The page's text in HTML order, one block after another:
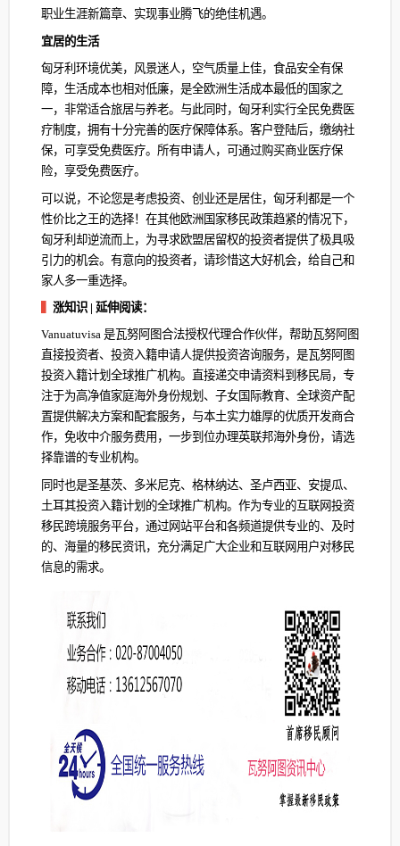
职业生涯新篇章、实现事业腾飞的绝佳机遇。
宜居的生活
匈牙利环境优美，风景迷人，空气质量上佳，食品安全有保
障，生活成本也相对低廉，是全欧洲生活成本最低的国家之
一，非常适合旅居与养老。与此同时，匈牙利实行全民免费医
疗制度，拥有十分完善的医疗保障体系。客户登陆后，缴纳社
保，可享受免费医疗。所有申请人，可通过购买商业医疗保
险，享受免费医疗。
可以说，不论您是考虑投资、创业还是居住，匈牙利都是一个
性价比之王的选择！在其他欧洲国家移民政策趋紧的情况下，
匈牙利却逆流而上，为寻求欧盟居留权的投资者提供了极具吸
引力的机会。有意向的投资者，请珍惜这大好机会，给自己和
家人多一重选择。
涨知识 | 延伸阅读：
Vanuatuvisa 是瓦努阿图合法授权代理合作伙伴，帮助瓦努阿图
直接投资者、投资入籍申请人提供投资咨询服务，是瓦努阿图
投资入籍计划全球推广机构。直接递交申请资料到移民局，专
注于为高净值家庭海外身份规划、子女国际教育、全球资产配
置提供解决方案和配套服务，与本土实力雄厚的优质开发商合
作，免收中介服务费用，一步到位办理英联邦海外身份，请选
择靠谱的专业机构。
同时也是圣基茨、多米尼克、格林纳达、圣卢西亚、安提瓜、
土耳其投资入籍计划的全球推广机构。作为专业的互联网投资
移民跨境服务平台，通过网站平台和各频道提供专业的、及时
的、海量的移民资讯，充分满足广大企业和互联网用户对移民
信息的需求。